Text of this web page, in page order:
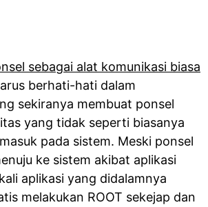
sebagai alat komunikasi biasa
berhati-hati dalam
sekiranya membuat ponsel
yang tidak seperti biasanya
pada sistem. Meski ponsel
ke sistem akibat aplikasi
aplikasi yang didalamnya
melakukan ROOT sekejap dan